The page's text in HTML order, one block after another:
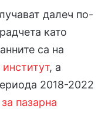
далеч по-
като
са на
, а
2018-2022
пазарна